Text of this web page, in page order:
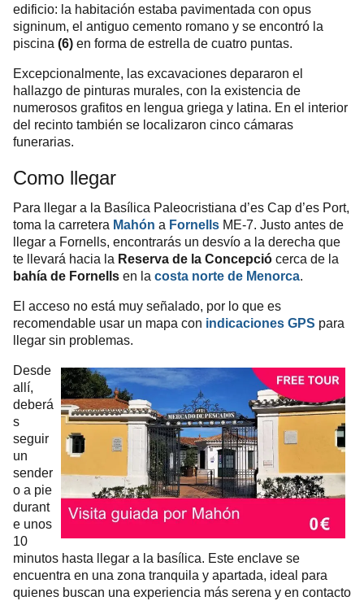
edificio: la habitación estaba pavimentada con opus
signinum, el antiguo cemento romano y se encontró la
piscina (6) en forma de estrella de cuatro puntas.
Excepcionalmente, las excavaciones depararon el
hallazgo de pinturas murales, con la existencia de
numerosos grafitos en lengua griega y latina. En el interior
del recinto también se localizaron cinco cámaras
funerarias.
Como llegar
Para llegar a la Basílica Paleocristiana d’es Cap d’es Port,
toma la carretera Mahón a Fornells ME-7. Justo antes de
llegar a Fornells, encontrarás un desvío a la derecha que
te llevará hacia la Reserva de la Concepció cerca de la
bahía de Fornells en la costa norte de Menorca.
El acceso no está muy señalado, por lo que es
recomendable usar un mapa con indicaciones GPS para
llegar sin problemas.
Desde
allí,
deberá
s
seguir
un
sender
o a pie
durant
e unos
10
minutos hasta llegar a la basílica. Este enclave se
encuentra en una zona tranquila y apartada, ideal para
quienes buscan una experiencia más serena y en contacto